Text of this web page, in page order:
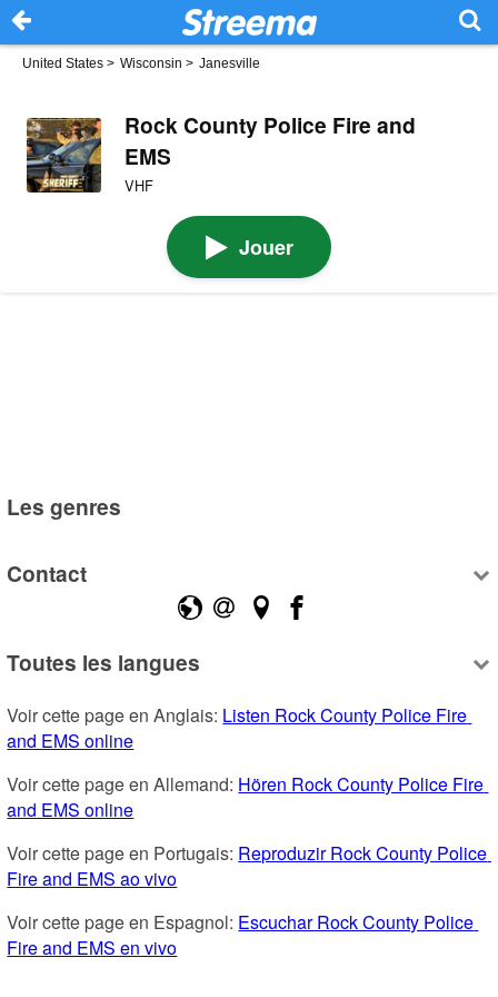
United States > Wisconsin > Janesville
Rock County Police Fire and
EMS
VHF
Jouer
Les genres
Contact
Toutes les langues
Voir cette page en Anglais: Listen Rock County Police Fire
and EMS online
Voir cette page en Allemand: Hören Rock County Police Fire
and EMS online
Voir cette page en Portugais: Reproduzir Rock County Police
Fire and EMS ao vivo
Voir cette page en Espagnol: Escuchar Rock County Police
Fire and EMS en vivo